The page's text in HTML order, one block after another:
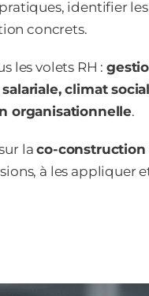
identifier
concrets.
les volets RH :
climat
organisationnelle.
laco-construction
à les appliquer